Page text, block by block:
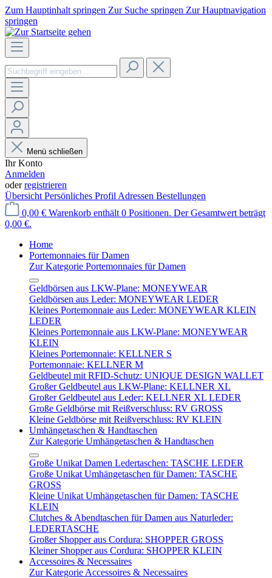
Zum Hauptinhalt springen Zur Suche springen Zur Hauptnavigation
springen
Menü schließen
Ihr Konto
Anmelden
oderregistrieren
Übersicht Persönliches Profil Adressen Bestellungen
0,00 € Warenkorb enthält 0 Positionen. Der Gesamtwert beträgt
0,00 €.
Home
Portemonnaies für Damen
Zur Kategorie Portemonnaies für Damen
Geldbörsen aus LKW-Plane: MONEYWEAR
Geldbörsen aus Leder: MONEYWEAR LEDER
Kleines Portemonnaie aus Leder: MONEYWEAR KLEIN
LEDER
Kleines Portemonnaie aus LKW-Plane: MONEYWEAR
KLEIN
Kleines Portemonnaie: KELLNER S
Portemonnaie: KELLNER M
Geldbeutel mit RFID-Schutz: UNIQUE DESIGN WALLET
Großer Geldbeutel aus LKW-Plane: KELLNER XL
Großer Geldbeutel aus Leder: KELLNER XL LEDER
Große Geldbörse mit Reißverschluss: RV GROSS
Kleine Geldbörse mit Reißverschluss: RV KLEIN
Umhängetaschen & Handtaschen
Zur Kategorie Umhängetaschen & Handtaschen
Große Unikat Damen Ledertaschen: TASCHE LEDER
Große Unikat Umhängetaschen für Damen: TASCHE
GROSS
Kleine Unikat Umhängetaschen für Damen: TASCHE
KLEIN
Clutches & Abendtaschen für Damen aus Naturleder:
LEDERTASCHE
Großer Shopper aus Cordura: SHOPPER GROSS
Kleiner Shopper aus Cordura: SHOPPER KLEIN
Accessoires & Necessaires
Zur Kategorie Accessoires & Necessaires